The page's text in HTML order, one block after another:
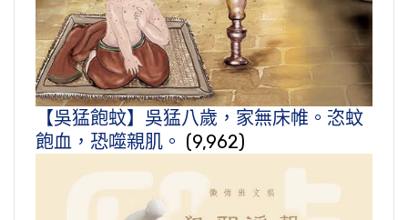
【吳猛飽蚊】吳猛八歲，家無床帷。恣蚊
飽血，恐噬親肌。 (9,962)